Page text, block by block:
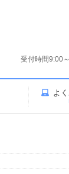
受付時間9:00
よ